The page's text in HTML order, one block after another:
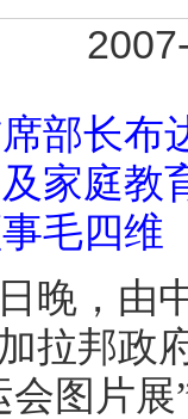
部长布
家庭教
毛四维
，由
拉邦政
会图片